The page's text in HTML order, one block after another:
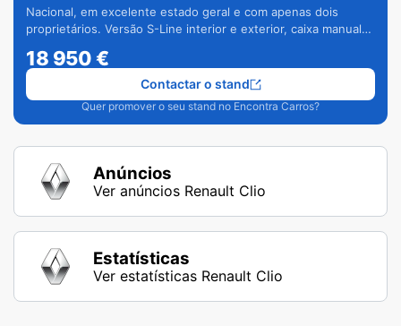
Nacional, em excelente estado geral e com apenas dois
proprietários. Versão S-Line interior e exterior, caixa manual
18 950€
Quer promover o seu stand no Encontra Carros?
Contactar o stand
Anúncios
Ver anúncios Renault Clio
Estatísticas
Ver estatísticas Renault Clio